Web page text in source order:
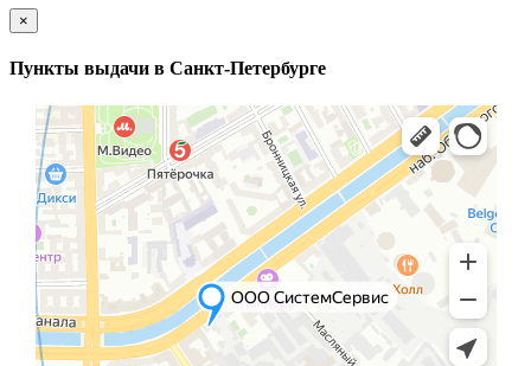
×
Пункты выдачи в Санкт-Петербурге